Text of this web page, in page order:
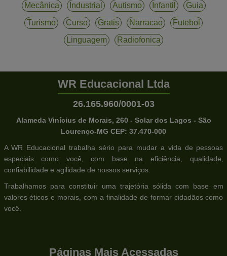
Mecânica
Industrial Autismo Infantil
Guia
Turismo
Curso Gratis Narracao
Futebol
Linguagem
Radiofonica
WR Educacional Ltda
26.165.960/0001-03
Alameda Vinícius de Morais, 260 - Solar dos Lagos - São
Lourenço-MG CEP: 37.470-000
A WR Educacional trabalha sério para mudar a vida de pessoas
especiais como você, com base na eficiência, qualidade,
confiabilidade e agilidade de nossos serviços.
Trabalhamos para constituir uma trajetória sólida com base em
valores éticos e morais, com a finalidade de formar cidadãos como
você.
Páginas Mais Acessadas